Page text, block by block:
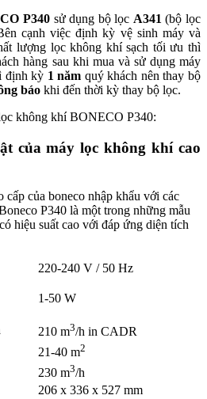
P340sử dụng bộ lọc A341 (bộ lọc
cạnh việc định kỳ vệ sinh máy và
lượng lọc không khí sạch tối ưu thì
hàng sau khi mua và sử dụng máy
định kỳ 1 năm quý khách nên thay bộ
báo khi đến thời kỳ thay bộ lọc.
của máy lọc không khí cao
của boneco nhập khẩu với các
P340 là một trong những mẫu
hiệu suất cao với đáp ứng diện tích
220-240 V / 50 Hz
1-50 W
210 m3/h in CADR
21-40 m2
230 m3/h
206 x 336 x 527 mm